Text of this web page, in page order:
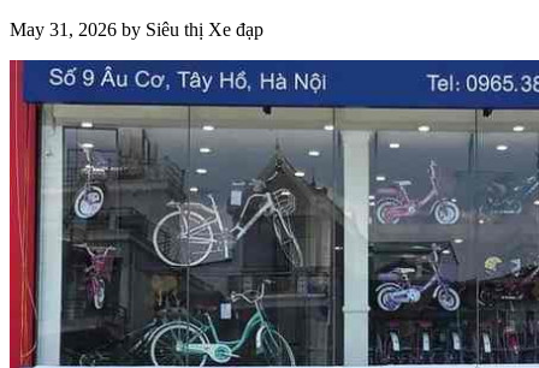
May 31, 2026 by Siêu thị Xe đạp